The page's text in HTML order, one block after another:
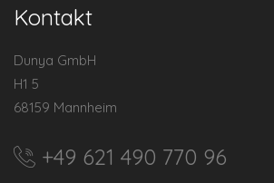
Kontakt
Dunya GmbH
H1 5
68159 Mannheim
+49 621 490 770 96